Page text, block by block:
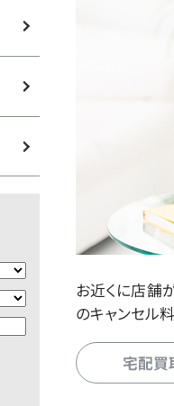
お近くに店舗
のキャンセル
宅配買